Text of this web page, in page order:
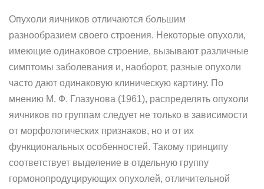
Опухоли яичников отличаются большим
разнообразием своего строения. Некоторые опухоли,
имеющие одинаковое строение, вызывают различные
симптомы заболевания и, наоборот, разные опухоли
часто дают одинаковую клиническую картину. По
мнению М. Ф. Глазунова (1961), распределять опухоли
яичников по группам следует не только в зависимости
от морфологических признаков, но и от их
функциональных особенностей. Такому принципу
соответствует выделение в отдельную группу
гормонопродуцирующих опухолей, отличительной